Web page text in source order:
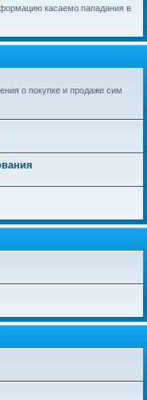
касаемо пападания в
о покупке и продаже сим